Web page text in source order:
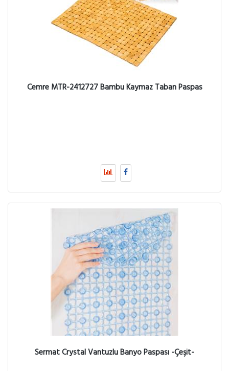
Cemre MTR-2412727 Bambu Kaymaz Taban Paspas
Sermat Crystal Vantuzlu Banyo Paspası -Çeşit-